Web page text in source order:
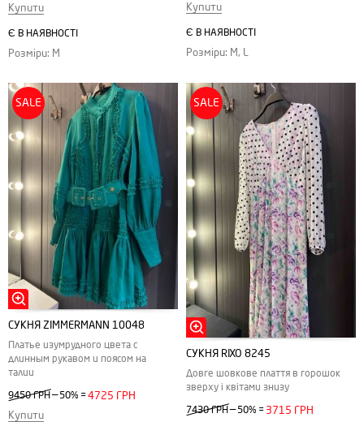
Купити
Є В НАЯВНОСТІ
Розміри: M
Купити
Є В НАЯВНОСТІ
Розміри: M, L
SALE
СУКНЯ ZIMMERMANN 10048
Платье изумрудного цвета с
длинным рукавом и поясом на
талии
9450 ГРН— 50% =4725 ГРН
Купити
SALE
СУКНЯ RIXO 8245
Довге шовкове плаття в горошок
зверху і квітами знизу
7430 ГРН — 50% = 3715 ГРН